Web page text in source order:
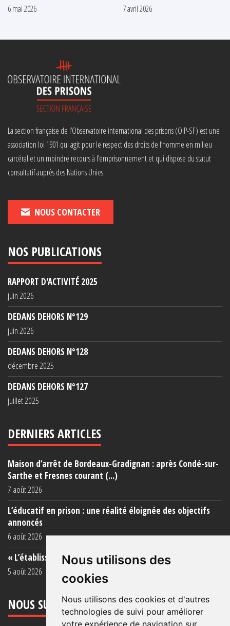
Nous utilisons des
cookies
Nous utilisons des cookies et d'autres
technologies de suivi pour améliorer
votre expérience de navigation sur
6 mai 2026 7 avril 2026
La section française de l’Observatoire international des prisons (OIP-SF) est une
association loi 1901 qui agit pour le respect des droits de l’homme en milieu
carcéral et un moindre recours à l’emprisonnement et qui dispose du statut
consultatif auprès des Nations Unies.
NOUS CONTACTER
NOS PUBLICATIONS
RAPPORT D'ACTIVITÉ 2025
juin 2026
DEDANS DEHORS N°129
juin 2026
DEDANS DEHORS N°128
décembre 2025
DEDANS DEHORS N°127
juillet 2025
DERNIERS ARTICLES
Maison d’arrêt de Bordeaux-Gradignan : après Condé-sur-
Sarthe et Fresnes courant (...)
7 août 2026
L’éducatif en prison : une réalité éloignée des objectifs
annoncés
6 août 2026
« L’établissement est une porcherie totale »
5 août 2026
NOUS SUIVRE